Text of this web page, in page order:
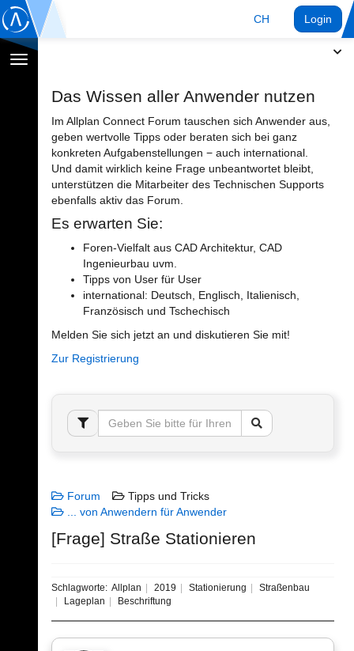
CH Login
Navigation
Das Wissen aller Anwender nutzen
Im Allplan Connect Forum tauschen sich Anwender aus,
geben wertvolle Tipps oder beraten sich bei ganz
konkreten Aufgabenstellungen − auch international.
Und damit wirklich keine Frage unbeantwortet bleibt,
unterstützen die Mitarbeiter des Technischen Supports
ebenfalls aktiv das Forum.
Es erwarten Sie:
Foren-Vielfalt aus CAD Architektur, CAD
Ingenieurbau uvm.
Tipps von User für User
international: Deutsch, Englisch, Italienisch,
Französisch und Tschechisch
Melden Sie sich jetzt an und diskutieren Sie mit!
Zur Registrierung
Forum
Tipps und Tricks
... von Anwendern für Anwender
[Frage] Straße Stationieren
Schlagworte: Allplan 2019 Stationierung
Straßenbau
Lageplan
Beschriftung